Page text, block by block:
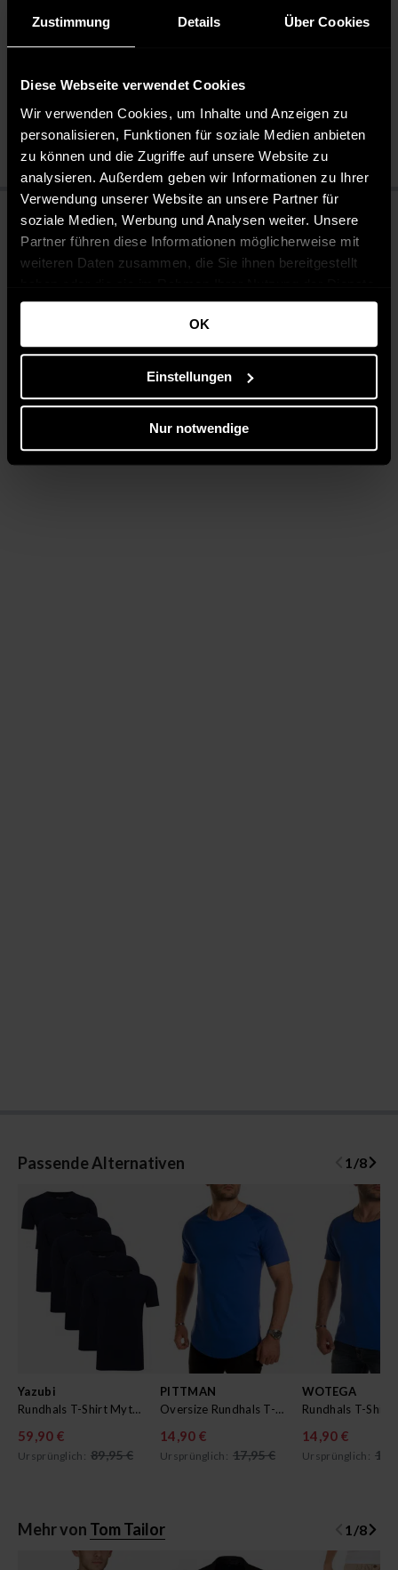
Zustimmung Details Über Cookies
Diese Webseite verwendet Cookies
Wir verwenden Cookies, um Inhalte und Anzeigen zu
personalisieren, Funktionen für soziale Medien anbieten
zu können und die Zugriffe auf unsere Website zu
analysieren. Außerdem geben wir Informationen zu Ihrer
Verwendung unserer Website an unsere Partner für
soziale Medien, Werbung und Analysen weiter. Unsere
Partner führen diese Informationen möglicherweise mit
weiteren Daten zusammen, die Sie ihnen bereitgestellt
gesammelt haben.
OK
Einstellungen
Nur notwendige
Pflegeleicht 30 °C
Nicht chemisch reinigen
Bügeln mit mittlerer Temperatur
Passende Alternativen 1/8
Yazubi
Rundhals T-Shirt Mythic im 5er Pack
59,90 €
Ursprünglich: 89,95 €
PITTMAN
Oversize Rundhals T-shirt Quin
14,90 €
Ursprünglich: 17,95 €
WOTEGA
Rundhals T-Shirt
14,90 €
Ursprünglich:
Mehr von Tom Tailor 1 /8